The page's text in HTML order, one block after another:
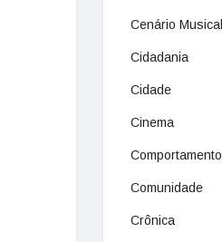
Cenário Musical
Cidadania
Cidade
Cinema
Comportamento
Comunidade
Crônica